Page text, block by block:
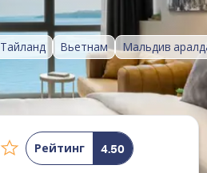
Тайланд Вьетнам Мальдив
Рейтинг 4.50